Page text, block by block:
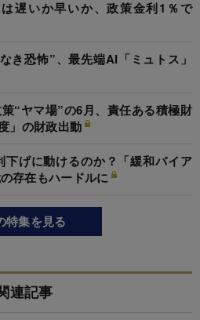
遅いか早いか、政策金利1％で
き恐怖”、最先端AI「ミュトス」
“ヤマ場”の6月、責任ある積極財
」の財政出動
げに動けるのか？「緩和バイア
存在もハードルに
特集を見る
連記事